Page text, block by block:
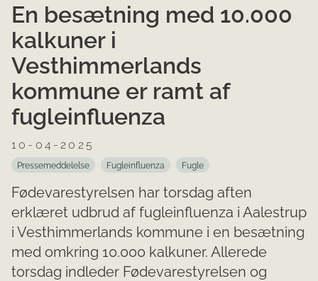
En besætning med 10.000
kalkuner i
Vesthimmerlands
kommune er ramt af
fugleinfluenza
10-04-2025
Pressemeddelelse Fugleinfluenza Fugle
Fødevarestyrelsen har torsdag aften
erklæret udbrud af fugleinfluenza i Aalestrup
i Vesthimmerlands kommune i en besætning
med omkring 10.000 kalkuner. Allerede
torsdag indleder Fødevarestyrelsen og